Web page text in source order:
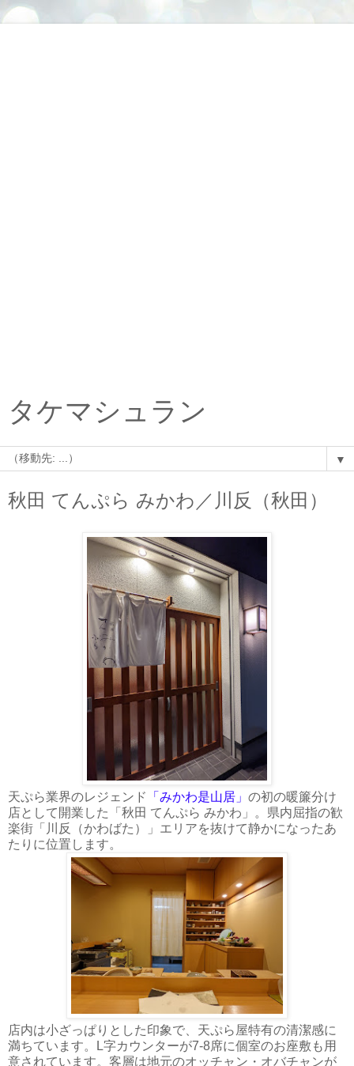
タケマシュラン
▼
秋田 てんぷら みかわ／川反（秋田）
天ぷら業界のレジェンド 「みかわ是山居」 の初の暖簾分け
店として開業した「秋田 てんぷら みかわ」。県内屈指の歓
楽街「川反（かわばた）」エリアを抜けて静かになったあ
たりに位置します。
店内は小ざっぱりとした印象で、天ぷら屋特有の清潔感に
満ちています。L字カウンターが7-8席に個室のお座敷も用
意されています。客層は地元のオッチャン・オバチャンが